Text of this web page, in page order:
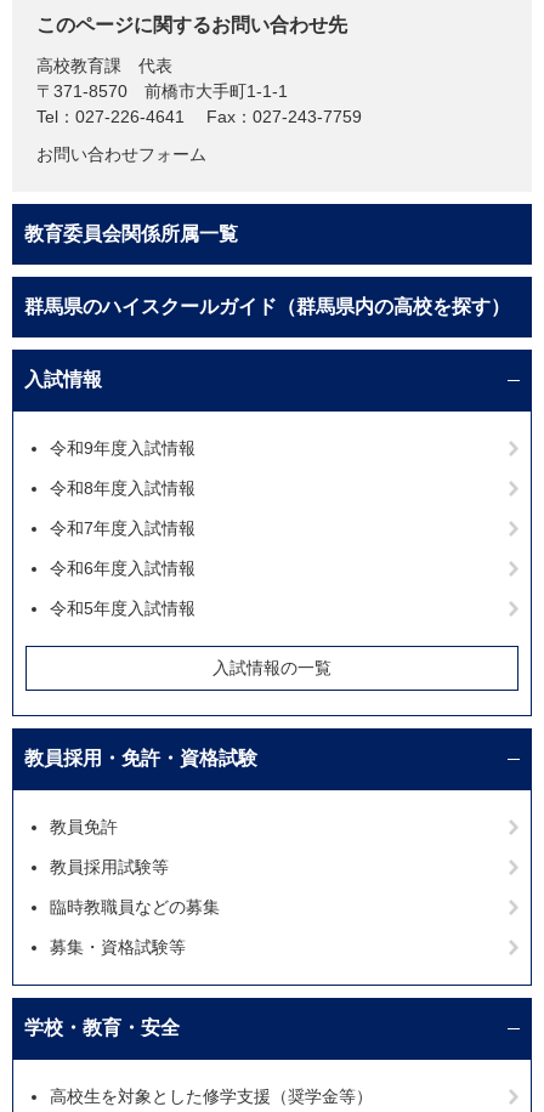
このページに関するお問い合わせ先
高校教育課
代表
〒371-8570
前橋市大手町1-1-1
Tel：027-226-4641
Fax：027-243-7759
お問い合わせフォーム
教育委員会関係所属一覧
群馬県のハイスクールガイド（群馬県内の高校を探す）
入試情報
令和9年度入試情報
令和8年度入試情報
令和7年度入試情報
令和6年度入試情報
令和5年度入試情報
入試情報の一覧
教員採用・免許・資格試験
教員免許
教員採用試験等
臨時教職員などの募集
募集・資格試験等
学校・教育・安全
高校生を対象とした修学支援（奨学金等）